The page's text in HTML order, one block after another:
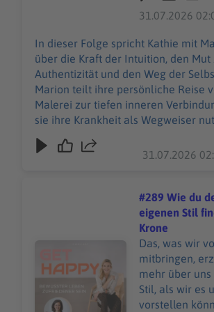
wie sie ihre
Wegweiser
31.07.2026
In dieser Folge spricht Kathie mit
über die Kraft der Intuition, den Mut
Authentizität und den Weg der
Marion teilt ihre persönliche Reise
Malerei zur tiefen inneren
sie ihre Krankheit als Wegweiser
31.07.2026
Audiotitel - #289 Wie du deinen
#289 Wie du
eigenen Stil
Krone
Das, was wir
mitbringen,
mehr über
Stil, als wir es
vorstellen